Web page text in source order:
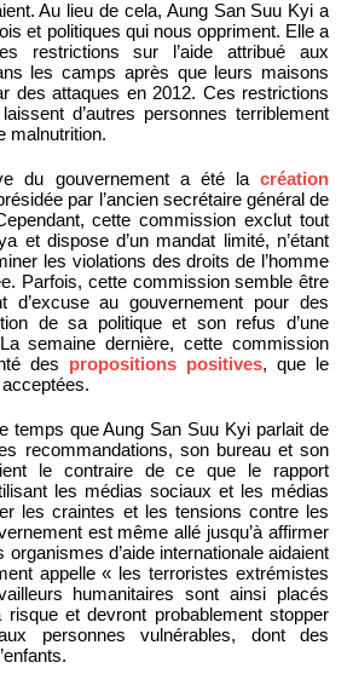
Au lieu de cela, Aung San Suu Kyi a
et politiques qui nous oppriment. Elle a
restrictions sur l’aide attribué aux
les camps après que leurs maisons
des attaques en 2012. Ces restrictions
d’autres personnes terriblement
malnutrition.
du gouvernement a été la création
par l’ancien secrétaire général de
cette commission exclut tout
et dispose d’un mandat limité, n’étant
les violations des droits de l’homme
Parfois, cette commission semble être
d’excuse au gouvernement pour des
de sa politique et son refus d’une
semaine dernière, cette commission
des propositions positives, que le
temps que Aung San Suu Kyi parlait de
recommandations, son bureau et son
le contraire de ce que le rapport
les médias sociaux et les médias
les craintes et les tensions contre les
est même allé jusqu’à affirmer
organismes d’aide internationale aidaient
appelle « les terroristes extrémistes
humanitaires sont ainsi placés
et devront probablement stopper
personnes vulnérables, dont des